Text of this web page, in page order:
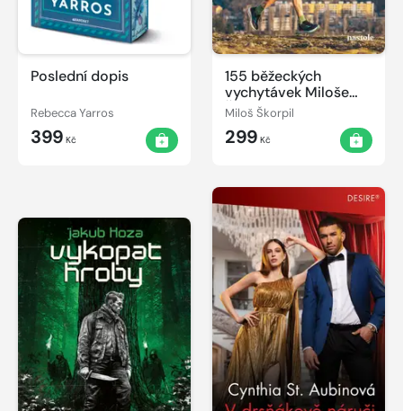
Poslední dopis
Rebecca Yarros
399 Kč
155 běžeckých
vychytávek Miloše
Škorpila
Miloš Škorpil
299 Kč